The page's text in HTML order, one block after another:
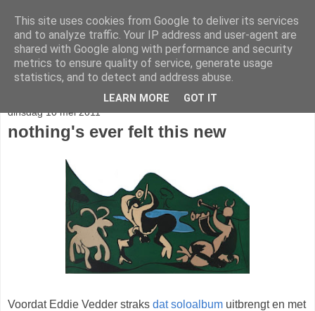
stereo
dinsdag 10 mei 2011
nothing's ever felt this new
Voordat Eddie Vedder straks dat soloalbum uitbrengt en met
This site uses cookies from Google to deliver its services
and to analyze traffic. Your IP address and user-agent are
shared with Google along with performance and security
metrics to ensure quality of service, generate usage
statistics, and to detect and address abuse.
LEARN MORE GOT IT